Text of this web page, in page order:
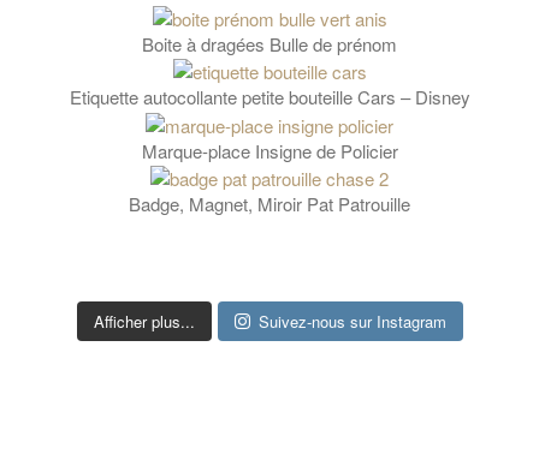
Boite à dragées Bulle de prénom
Etiquette autocollante petite bouteille Cars – Disney
Marque-place Insigne de Policier
Badge, Magnet, Miroir Pat Patrouille
Afficher plus... Suivez-nous sur Instagram